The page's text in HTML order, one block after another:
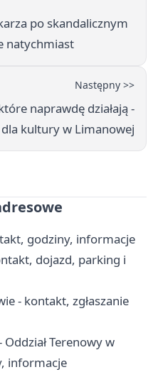
po skandalicznym
natychmiast
Następny >>
naprawdę działają -
kultury w Limanowej
godziny, informacje
dojazd, parking i
- kontakt, zgłaszanie
Terenowy w
informacje